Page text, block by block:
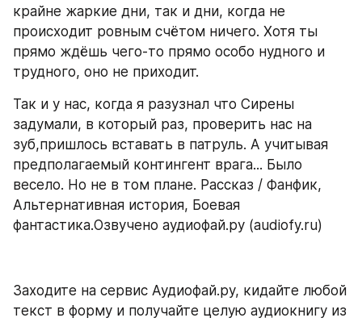
крайне жаркие дни, так и дни, когда не
происходит ровным счётом ничего. Хотя ты
прямо ждёшь чего-то прямо особо нудного и
трудного, оно не приходит.
Так и у нас, когда я разузнал что Сирены
задумали, в который раз, проверить нас на
зуб,пришлось вставать в патруль. А учитывая
предполагаемый контингент врага... Было
весело. Но не в том плане. Рассказ / Фанфик,
Альтернативная история, Боевая
фантастика.Озвучено аудиофай.ру (audiofy.ru)
Заходите на сервис Аудиофай.ру, кидайте любой
текст в форму и получайте целую аудиокнигу из